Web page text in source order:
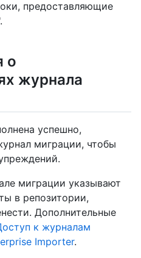
предоставляющие
о
журнала
успешно,
миграции, чтобы
миграции указывают
в репозитории,
Дополнительные
к журналам
Importer.